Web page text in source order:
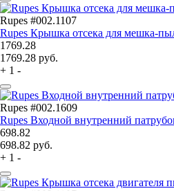
Rupes #002.1107
Rupes Крышка отсека для мешка-
1769.28
1769.28 руб.
+ 1 -
Rupes #002.1609
Rupes Входной внутренний
698.82
698.82 руб.
+ 1 -